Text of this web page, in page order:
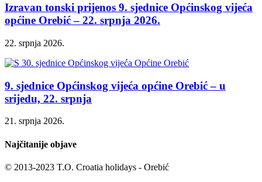
Izravan tonski prijenos 9. sjednice Općinskog vijeća
općine Orebić – 22. srpnja 2026.
22. srpnja 2026.
9. sjednice Općinskog vijeća općine Orebić – u
srijedu, 22. srpnja
21. srpnja 2026.
Najčitanije objave
© 2013-2023 T.O. Croatia holidays - Orebić